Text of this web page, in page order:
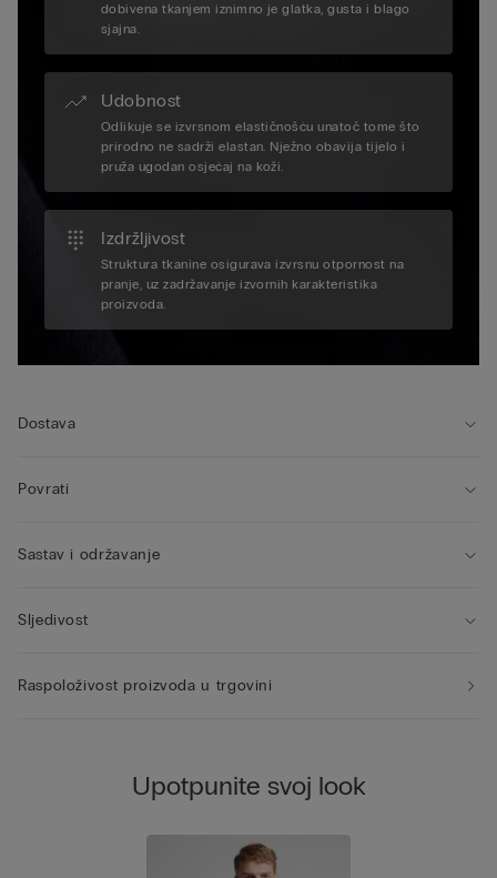
dobivena tkanjem iznimno je glatka, gusta i blago
sjajna.
Udobnost
Odlikuje se izvrsnom elastičnošću unatoč tome što
prirodno ne sadrži elastan. Nježno obavija tijelo i
pruža ugodan osjećaj na koži.
Izdržljivost
Struktura tkanine osigurava izvrsnu otpornost na
pranje, uz zadržavanje izvornih karakteristika
proizvoda.
Dostava
Povrati
Sastav i održavanje
Sljedivost
Raspoloživost proizvoda u trgovini
Upotpunite svoj look